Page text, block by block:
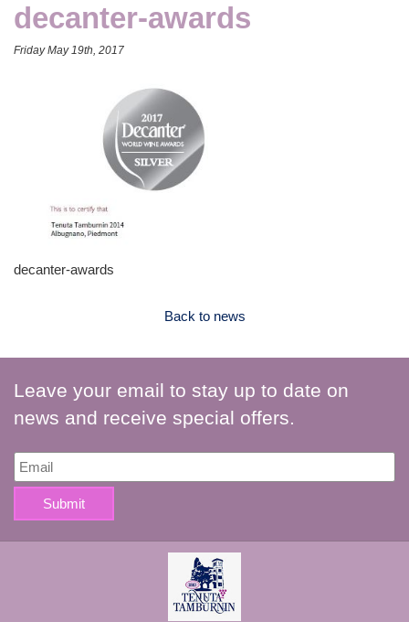
decanter-awards
Friday May 19th, 2017
decanter-awards
Back to news
Leave your email to stay up to date on
news and receive special offers.